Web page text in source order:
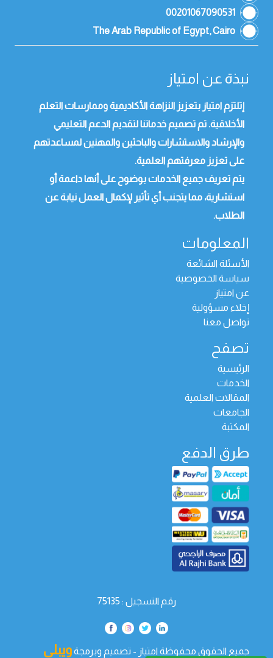
00201067090531
The Arab Republic of Egypt, Cairo
نبذة عن امتياز
إتلتزم امتياز بتعزيز النزاهة الأكاديمية وممارسات التعلم
الأخلاقية. تم تصميم خدماتنا لتقديم الدعم التعليمي
والإرشاد والاستشارات والباحثين والمهنين لمساعدتهم
على تعزيز معرفتهم العلمية.
يتم تعريف جميع الخدمات بوضوح على أنها داعمة أو
استشارية، مما يتجنب أي تأثير لإكمال العمل نيابة عن
الطلاب.
المعلومات
الأسئلة الشائعة
سياسة الخصوصية
عن امتياز
إخلاء مسؤولية
تواصل معنا
تصفح
الرئيسية
الخدمات
المقالات العلمية
الجامعات
المكتبة
طرق الدفع
رقم التسجيل : 75135
جميع الحقوق محفوظة امتياز - تصميم وبرمجةويبلي